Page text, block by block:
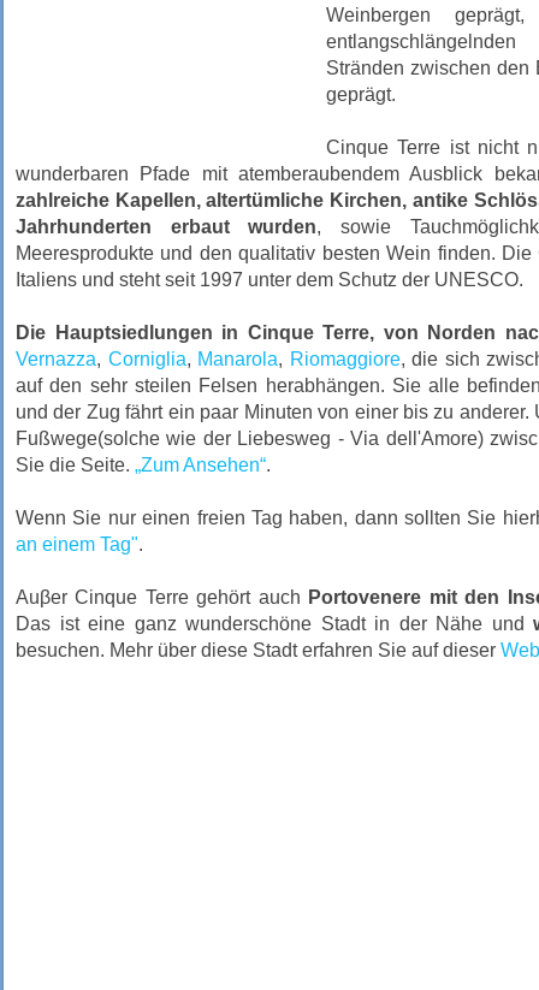
Weinbergen
Stränden zwischen den
geprägt.
Cinque Terre ist nicht
wunderbaren Pfade mit atemberaubendem Ausblick
zahlreiche Kapellen, altertümliche Kirchen, antike
Jahrhunderten erbaut wurden, sowie
Meeresprodukte und den qualitativ besten Wein finden.
Italiens und steht seit 1997 unter dem Schutz der UNESCO.
Die Hauptsiedlungen in Cinque Terre, von Norden
Vernazza, Corniglia, Manarola, Riomaggiore, die sich
auf den sehr steilen Felsen herabhängen. Sie alle
und der Zug fährt ein paar Minuten von einer bis zu
Fußwege(solche wie der Liebesweg - Via dell'Amore)
Sie die Seite. „Zum Ansehen“.
Wenn Sie nur einen freien Tag haben, dann sollten Sie
an einem Tag".
Auβer Cinque Terre gehört auch Portovenere mit den
Das ist eine ganz wunderschöne Stadt in der Nähe und
besuchen. Mehr über diese Stadt erfahren Sie auf dieser